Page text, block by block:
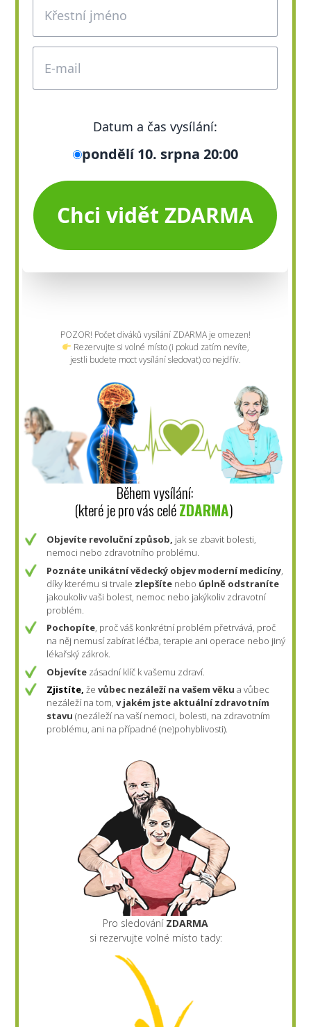
POZOR! Počet diváků vysílání ZDARMA je omezen!
Rezervujte si volné místo (i pokud zatím nevíte,
jestli budete moct vysílání sledovat) co nejdřív.
Během vysílání:
(které je pro vás celéZDARMA)
Objevíte revoluční způsob, jak se zbavit bolesti,
nemoci nebo zdravotního problému.
Poznáte unikátní vědecký objev moderní medicíny,
díky kterému si trvale zlepšíte nebo úplně odstraníte
jakoukoliv vaši bolest, nemoc nebo jakýkoliv zdravotní
problém.
Pochopíte, proč váš konkrétní problém přetrvává, proč
na něj nemusí zabírat léčba, terapie ani operace nebo jiný
lékařský zákrok.
Objevíte zásadní klíč k vašemu zdraví.
Zjistíte, ževůbec nezáleží na vašem věkua vůbec
nezáleží na tom, v jakém jste aktuální zdravotním
stavu(nezáleží na vaší nemoci, bolesti, na zdravotním
problému, ani na případné (ne)pohyblivosti).
Pro sledování ZDARMA
si rezervujte volné místo tady: